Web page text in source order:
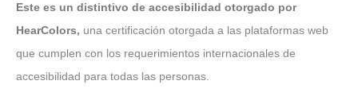
Este es un distintivo de accesibilidad otorgado por
HearColors, una certificación otorgada a las plataformas web
que cumplen con los requerimientos internacionales de
accesibilidad para todas las personas.